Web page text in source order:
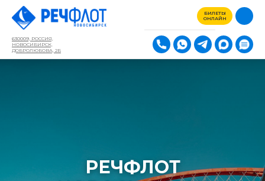
630009, РОССИЯ,
НОВОСИБИРСК,
ДОБРОЛЮБОВА, 2Б
БИЛЕТЫ
ОНЛАЙН